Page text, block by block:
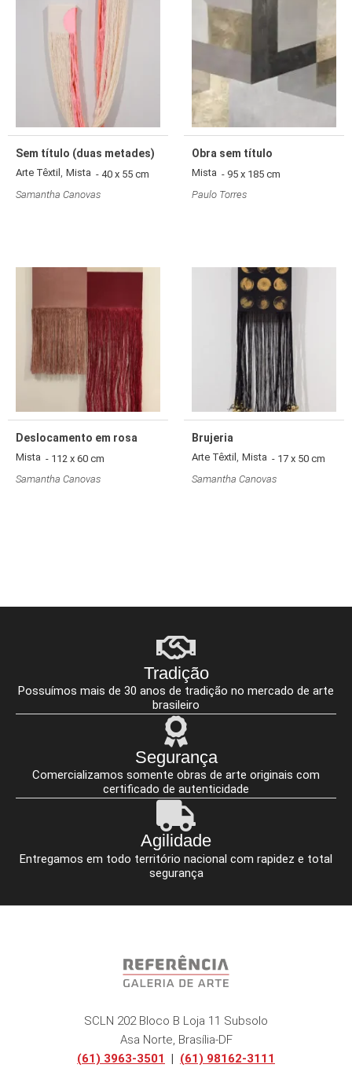
Sem título (duas metades)
Arte Têxtil, Mista - 40 x 55 cm
Samantha Canovas
Obra sem título
Mista - 95 x 185 cm
Paulo Torres
Deslocamento em rosa
Mista - 112 x 60 cm
Samantha Canovas
Brujeria
Arte Têxtil, Mista - 17 x 50 cm
Samantha Canovas
Tradição
Possuímos mais de 30 anos de tradição no mercado de arte
brasileiro
Segurança
Comercializamos somente obras de arte originais com
certificado de autenticidade
Agilidade
Entregamos em todo território nacional com rapidez e total
segurança
SCLN 202 Bloco B Loja 11 Subsolo
Asa Norte, Brasília-DF
(61) 3963-3501 | (61) 98162-3111